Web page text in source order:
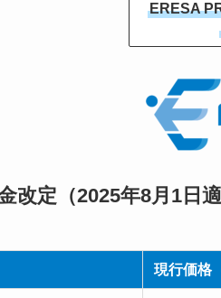
ERESA
改定（2025年8月1日適
現行価格